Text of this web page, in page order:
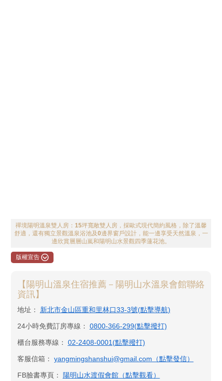
禪境陽明溫泉雙人房：15坪寬敞雙人房，採歐式現代簡約風格，除了溫馨
舒適，還有獨立景觀溫泉浴池及0邊界窗戶設計，能一邊享受天然溫泉，一
邊欣賞層層山嵐和陽明山水景觀四季蓮花池。
版權宣告
【陽明山溫泉住宿推薦－陽明山水溫泉會館聯絡
資訊】
地址： 新北市金山區重和里林口33-3號(點擊導航)
24小時免費訂房專線： 0800-366-299(點擊撥打)
櫃台服務專線： 02-2408-0001(點擊撥打)
客服信箱： yangmingshanshui@gmail.com（點擊發信）
FB臉書專頁： 陽明山水渡假會館​（點擊觀看）